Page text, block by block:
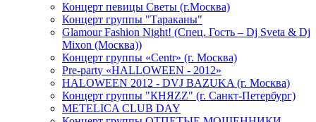
Концерт певицы Светы (г.Москва)
Концерт группы "Тараканы"
Glamour Fashion Night! (Спец. Гость – Dj Sveta & Dj
Mixon (Москва))
Концерт группы «Centr» (г. Москва)
Pre-party «HALLOWEEN - 2012»
HALOWEEN 2012 - DVJ BAZUKA (г. Москва)
Концерт группы "КНЯZZ" (г. Санкт-Петербург)
METELICA CLUB DAY